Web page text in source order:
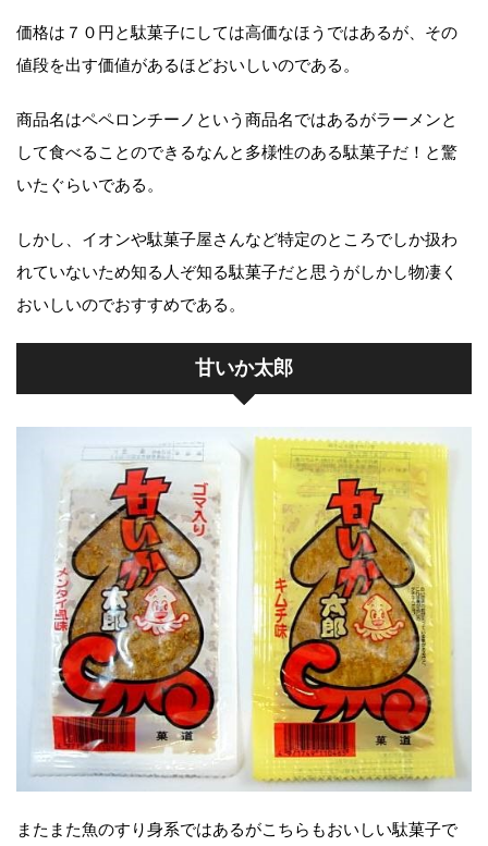
価格は７０円と駄菓子にしては高価なほうではあるが、その
値段を出す価値があるほどおいしいのである。
商品名はペペロンチーノという商品名ではあるがラーメンと
して食べることのできるなんと多様性のある駄菓子だ！と驚
いたぐらいである。
しかし、イオンや駄菓子屋さんなど特定のところでしか扱わ
れていないため知る人ぞ知る駄菓子だと思うがしかし物凄く
おいしいのでおすすめである。
甘いか太郎
またまた魚のすり身系ではあるがこちらもおいしい駄菓子で